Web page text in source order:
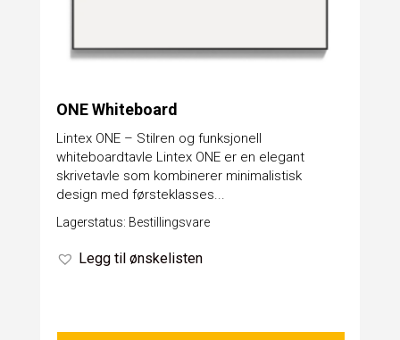
ONE Whiteboard
Lintex ONE – Stilren og funksjonell
whiteboardtavle Lintex ONE er en elegant
skrivetavle som kombinerer minimalistisk
design med førsteklasses...
Lagerstatus: Bestillingsvare
Legg til ønskelisten